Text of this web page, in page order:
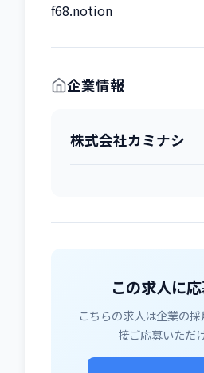
f68.notion
企業情報
株式会社カミナシ
この求人に
こちらの求人は企業の
接ご応募いただ